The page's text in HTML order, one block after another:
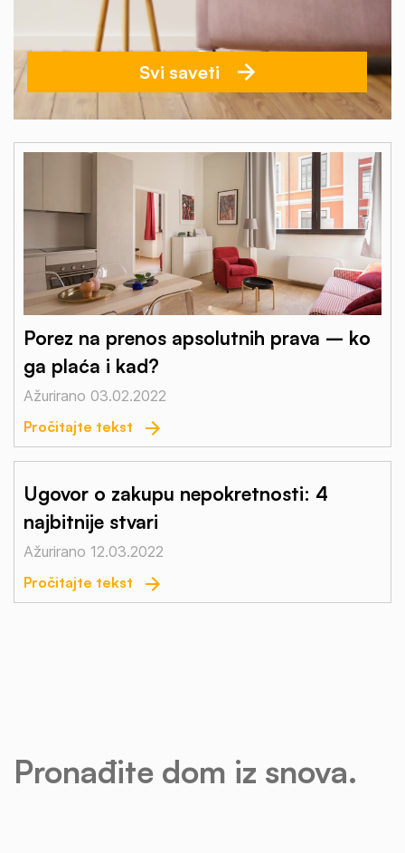
Porez na prenos apsolutnih prava – ko
ga plaća i kad?
Ažurirano 03.02.2022
Pročitajte tekst
Ugovor o zakupu nepokretnosti: 4
najbitnije stvari
Ažurirano 12.03.2022
Pročitajte tekst
Svi saveti
Pronađite dom iz snova.